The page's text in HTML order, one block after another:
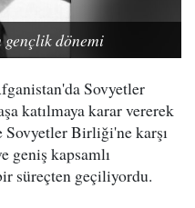
dönemi
Sovyetler
katılmaya karar vererek
Birliği'ne karşı
geniş kapsamlı
süreçten geçiliyordu.